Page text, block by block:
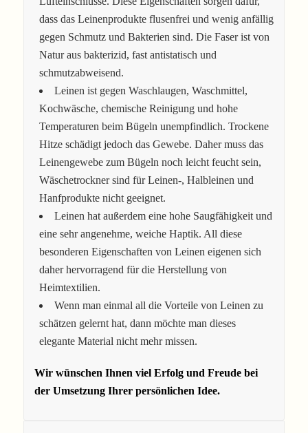
dass das Leinenprodukte flusenfrei und wenig anfällig
gegen Schmutz und Bakterien sind. Die Faser ist von
Natur aus bakterizid, fast antistatisch und
schmutzabweisend.
Leinen ist gegen Waschlaugen, Waschmittel,
Kochwäsche, chemische Reinigung und hohe
Temperaturen beim Bügeln unempfindlich. Trockene
Hitze schädigt jedoch das Gewebe. Daher muss das
Leinengewebe zum Bügeln noch leicht feucht sein,
Wäschetrockner sind für Leinen-, Halbleinen und
Hanfprodukte nicht geeignet.
Leinen hat außerdem eine hohe Saugfähigkeit und
eine sehr angenehme, weiche Haptik. All diese
besonderen Eigenschaften von Leinen eigenen sich
daher hervorragend für die Herstellung von
Heimtextilien.
Wenn man einmal all die Vorteile von Leinen zu
schätzen gelernt hat, dann möchte man dieses
elegante Material nicht mehr missen.
Wir wünschen Ihnen viel Erfolg und Freude bei
der Umsetzung Ihrer persönlichen Idee.